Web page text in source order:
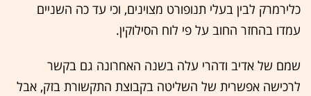
כלירמרק לבין בעלי תנופורט מצוינים, וכי עד כה השניים
עמדו בהחזר החוב על פי לוח הסילוקין.
שמם של אדיב ודהרי עלה בשנה האחרונה גם בקשר
לרכישה אפשרית של השליטה בקבוצת התקשורת בזק, אבל